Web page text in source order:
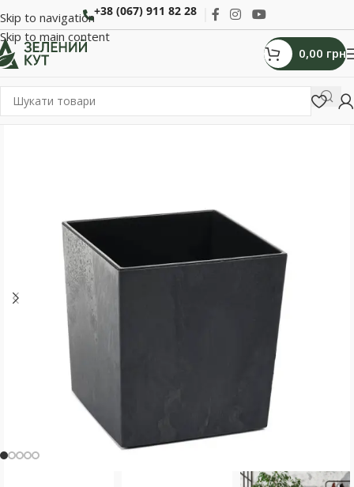
Skip to navigation
Skip to main content
+38 (067) 911 82 28
0,00 грн